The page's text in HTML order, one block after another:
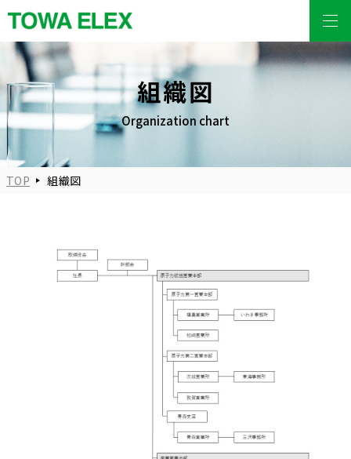
組織図
Organization chart
TOP 組織図